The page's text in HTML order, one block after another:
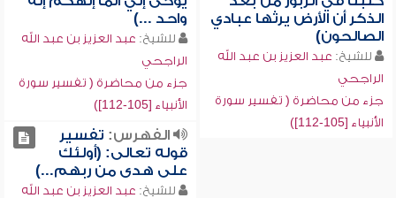
الذكر أن الأرض يرثها عبادي
الصالحون)
للشيخ: عبد العزيز بن عبد الله
الراجحي
جزء من محاضرة ( تفسير سورة
الأنبياء [105-112])
واحد ...)
للشيخ: عبد العزيز بن عبد الله
الراجحي
جزء من محاضرة ( تفسير سورة
الأنبياء [105-112])
الفهرس: تفسير
قوله تعالى: (أولئك
على هدى من ربهم...)
للشيخ: عبد العزيز بن عبد الله